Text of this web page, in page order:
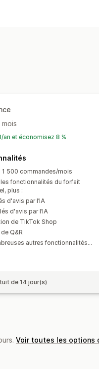
mois
an et économisez 8 %
1 500 commandes/mois
fonctionnalités du forfait
plus :
d'avis par l’IA
d'avis par l’IA
de TikTok Shop
Q&R
autres fonctionnalités...
de 14 jour(s)
Voir toutes les options